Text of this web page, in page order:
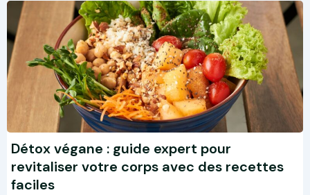
Détox végane : guide expert pour
revitaliser votre corps avec des recettes
faciles